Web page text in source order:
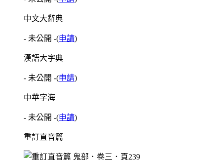
中文大辭典
- 未公開 -(申請)
漢語大字典
- 未公開 -(申請)
中華字海
- 未公開 -(申請)
重訂直音篇